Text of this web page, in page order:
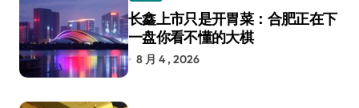
长鑫上市只是开胃菜：合肥正在下
一盘你看不懂的大棋
8 月 4 , 2026